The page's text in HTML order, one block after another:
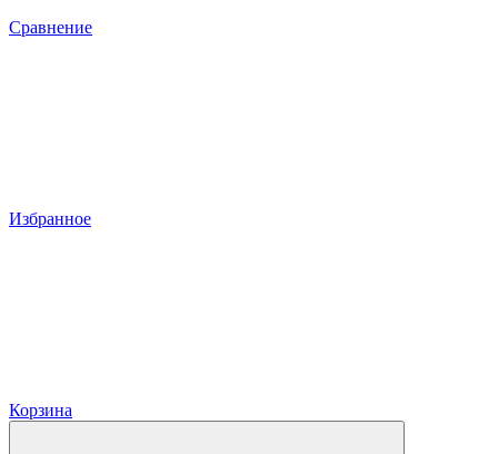
Сравнение
Избранное
Корзина